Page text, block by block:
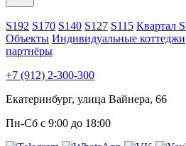
S192 S170 S140 S127 S115 Квартал
Объекты Индивидуальные коттеджи
партнёры
+7 (912) 2-300-300
Екатеринбург, улица Вайнера, 66
Пн-Сб с 9:00 до 18:00